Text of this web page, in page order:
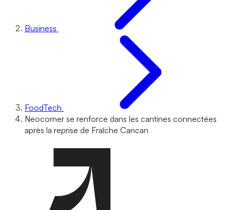
Business
FoodTech
Neocorner se renforce dans les cantines connectées
après la reprise de Fraîche Cancan